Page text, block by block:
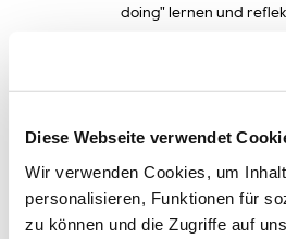
Diese Webseite verwendet
Wir verwenden Cookies, um
personalisieren, Funktionen für
zu können und die Zugriffe auf
doing" lernen und